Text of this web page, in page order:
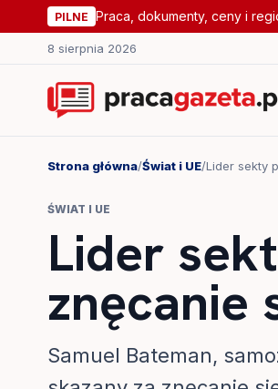
PILNE Praca, dokumenty, ceny i
8 sierpnia 2026
Strona główna/Świat i UE/Lider sekty
ŚWIAT I UE
Lider
znęcanie
Samuel Bateman,